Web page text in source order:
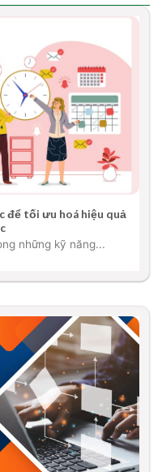
để tối ưu hoá hiệu quả
những kỹ năng...